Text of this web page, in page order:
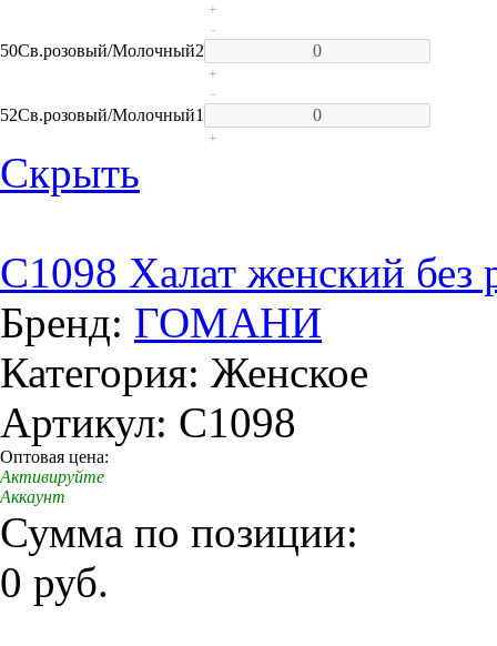
+
50Св.розовый/Молочный2
-
+
52Св.розовый/Молочный1
-
+
Скрыть
C1098 Халат женский без
Бренд: ГОМАНИ
Категория: Женское
Артикул: C1098
Оптовая цена:
Активируйте
Аккаунт
Сумма по позиции:
0 руб.